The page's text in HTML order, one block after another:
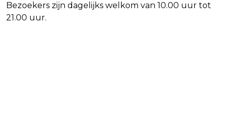
Bezoekers zijn dagelijks welkom van 10.00 uur tot
21.00 uur.